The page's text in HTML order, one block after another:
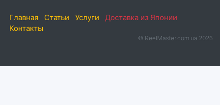
Главная Статьи Услуги
Доставка из Японии
Контакты
© ReelMaster.com.ua 2026